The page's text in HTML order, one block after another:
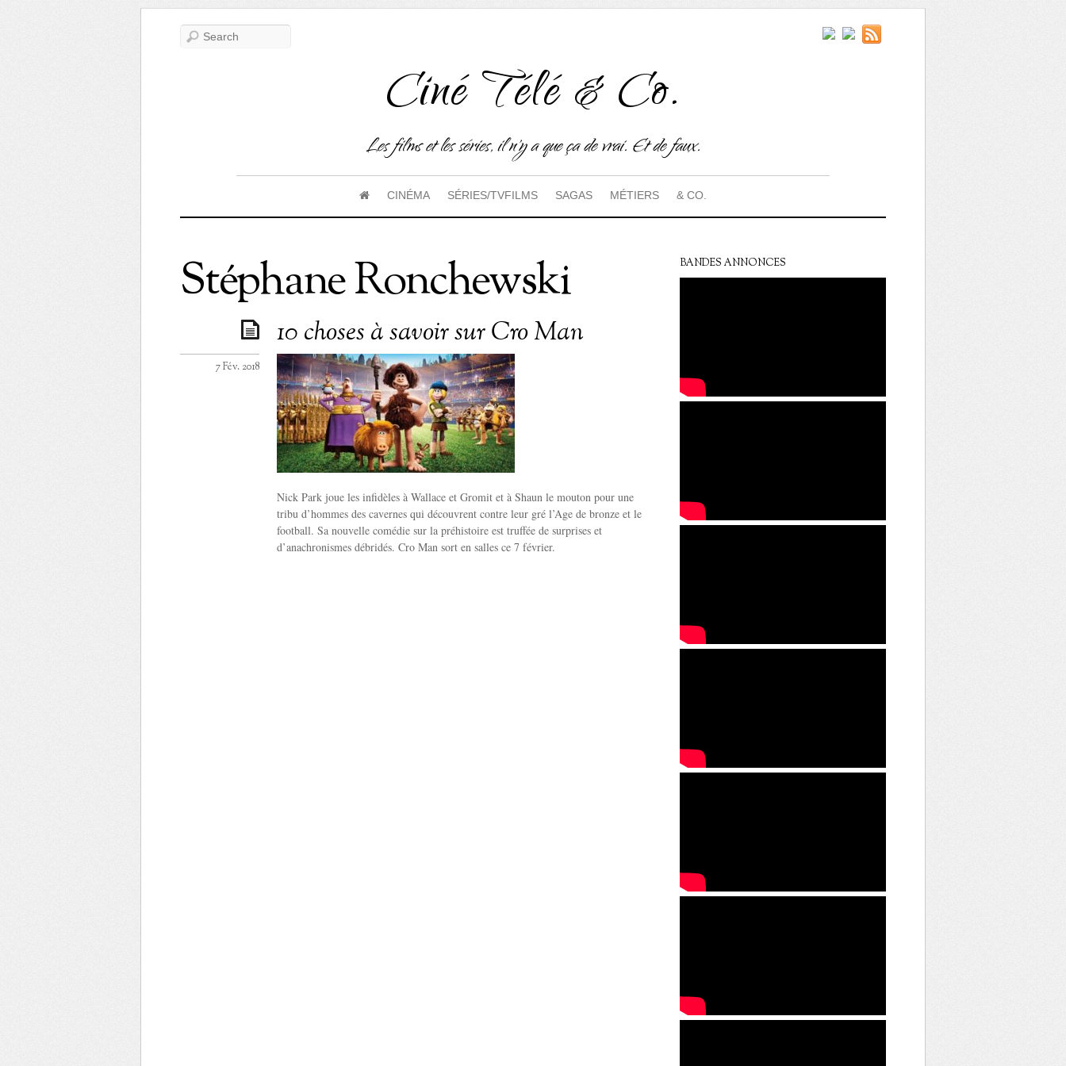
Ciné Télé & Co.
Les films et les séries, il n'y a que ça de vrai. Et de faux.
CINÉMA SÉRIES/TVFILMS SAGAS MÉTIERS & CO.
Stéphane Ronchewski
10 choses à savoir sur Cro Man
7 Fév. 2018
Nick Park joue les infidèles à Wallace et Gromit et à Shaun le mouton pour une
tribu d’hommes des cavernes qui découvrent contre leur gré l’Age de bronze et le
football. Sa nouvelle comédie sur la préhistoire est truffée de surprises et
d’anachronismes débridés. Cro Man sort en salles ce 7 février.
BANDES ANNONCES